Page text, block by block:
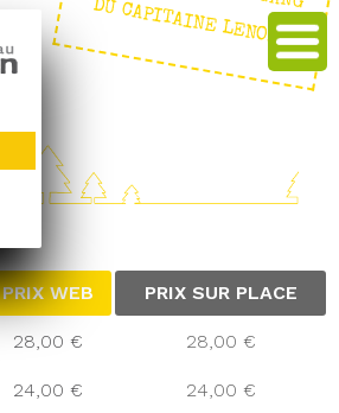
E : LE GANG DU CAPITAINE LENOIR
PRIX WEB PRIX SUR PLACE
28,00 € 28,00 €
24,00 € 24,00 €